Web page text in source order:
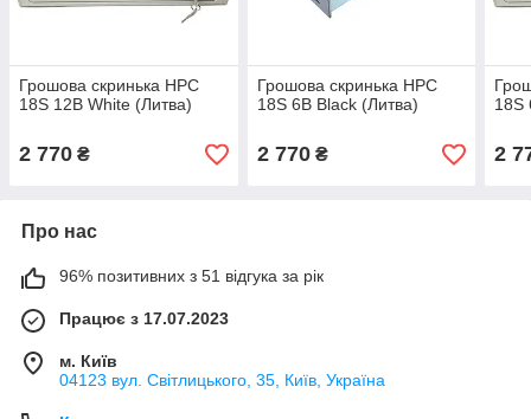
Грошова скринька HPC
18S 12В White (Литва)
2 770 ₴
Грошова скринька HPC
18S 6В Black (Литва)
2 770₴
18S
2
Про нас
96% позитивних з 51 відгука за рік
Працює з 17.07.2023
м. Київ
04123 вул. Світлицького, 35, Київ, Україна